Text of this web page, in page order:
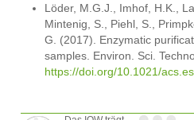
Löder, M.G.J., Imhof, H.K.,
Mintenig, S., Piehl, S.,
G. (2017). Enzymatic
samples. Environ. Sci.
https://doi.org/10.1021/